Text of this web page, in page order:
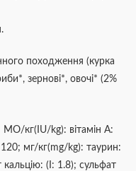
походження (курка
зернові*, овочі* (2%
МО/кг(IU/kg): вітамін А:
мг/кг(mg/kg): таурин:
кальцію: (I: 1.8); сульфат